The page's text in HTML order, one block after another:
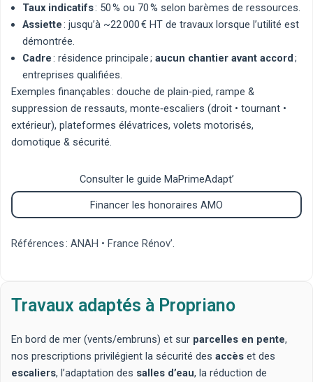
Taux indicatifs: 50 % ou 70 % selon barèmes de ressources.
Assiette: jusqu’à ~22 000 € HT de travaux lorsque l’utilité est
démontrée.
Cadre: résidence principale ; aucun chantier avant accord;
entreprises qualifiées.
Exemples finançables : douche de plain‑pied, rampe &
suppression de ressauts, monte‑escaliers (droit• tournant•
extérieur), plateformes élévatrices, volets motorisés,
domotique & sécurité.
Consulter le guide MaPrimeAdapt’
Financer les honoraires AMO
Références : ANAH • France Rénov’
Travaux adaptés à Propriano
En bord de mer (vents/embruns) et sur parcelles en pente,
nos prescriptions privilégient la sécurité des accèset des
escaliers, l’adaptation des salles d’eau, la réduction de